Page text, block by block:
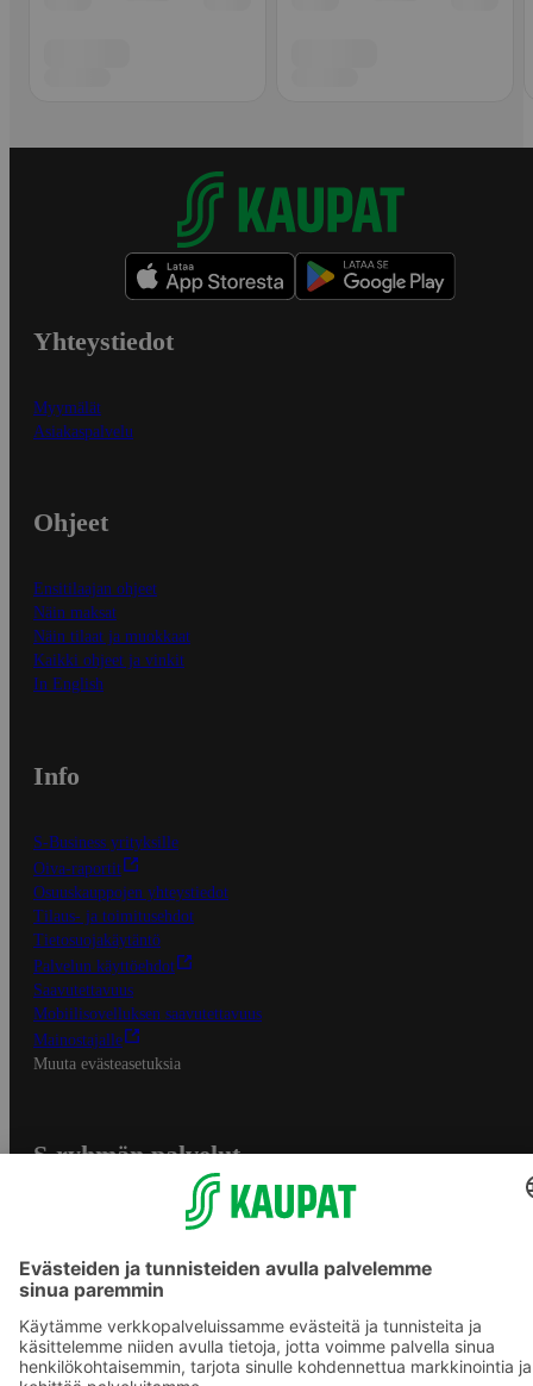
Yhteystiedot
Myymälät
Asiakaspalvelu
Ohjeet
Ensitilaajan ohjeet
Näin maksat
Näin tilaat ja muokkaat
Kaikki ohjeet ja vinkit
In English
Info
S-Business yrityksille
Oiva-raportit
Osuuskauppojen yhteystiedot
Tilaus- ja toimitusehdot
Tietosuojakäytäntö
Palvelun käyttöehdot
Saavutettavuus
Mobiilisovelluksen saavutettavuus
Mainostajalle
Muuta evästeasetuksia
S-ryhmän palvelut
Yhteishyvä Ruoka -sovellus
S-ostoslista -sovellus
Prisma.fi
Sokos.fi
S-Pankki